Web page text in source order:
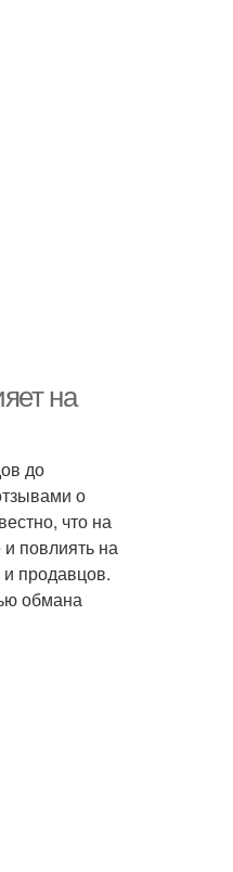
на
до
о
что на
повлиять на
продавцов.
обмана